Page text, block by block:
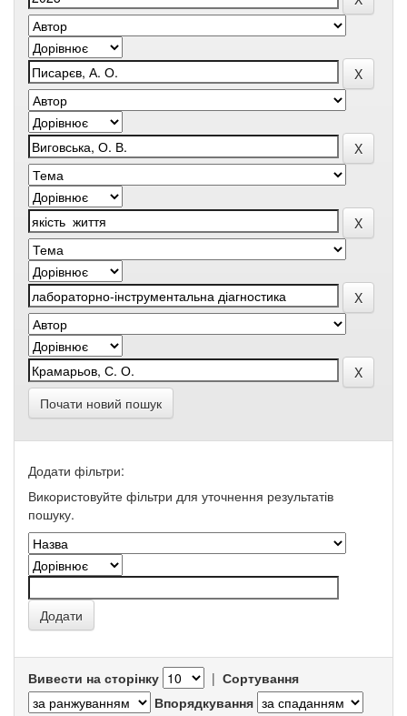
Почати новий пошук
Додати фільтри:
Використовуйте фільтри для уточнення результатів
пошуку.
Вивести на сторінку | Сортування
Впорядкування